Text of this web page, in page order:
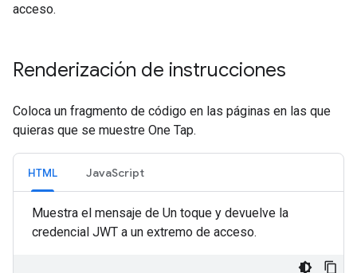
acceso.
Renderización de instrucciones
Coloca un fragmento de código en las páginas en las que
quieras que se muestre One Tap.
HTML JavaScript
Muestra el mensaje de Un toque y devuelve la
credencial JWT a un extremo de acceso.